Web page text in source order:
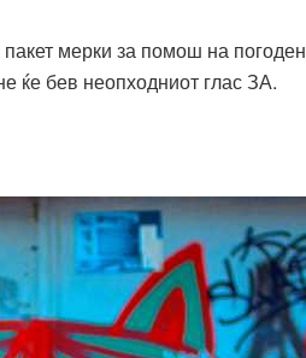
мерки за помош на
ќе бев неопходниот глас ЗА.